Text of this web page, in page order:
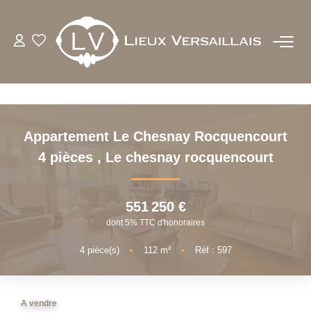
ESTIMER
Appartement Le Chesnay Rocquencourt
4 pièces , Le chesnay rocquencourt
551 250 €
dont 5% TTC d'honoraires
4pièce(s) • 112m² • Réf : 597
A vendre